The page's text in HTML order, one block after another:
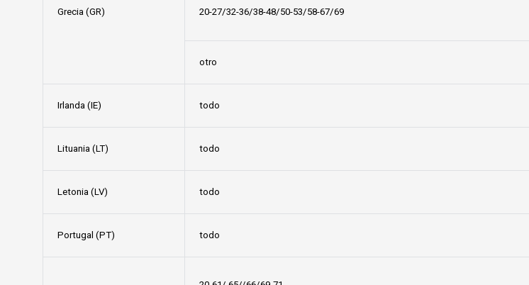
Grecia (GR)
20-27/32-36/38-48/50-53/58-67/69
otro
Irlanda (IE) todo
Lituania (LT) todo
Letonia (LV) todo
Portugal (PT) todo